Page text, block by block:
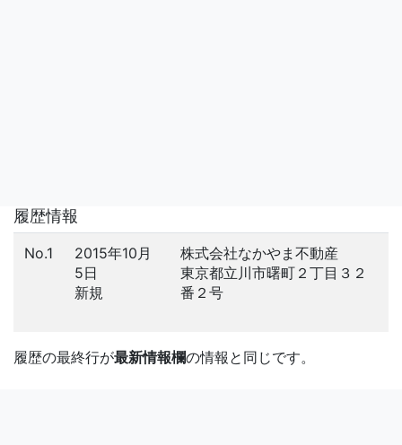
履歴情報
No.1
2015年10月
5日
新規
株式会社なかやま不動産
東京都立川市曙町２丁目３２
番２号
履歴の最終行が最新情報欄の情報と同じです。